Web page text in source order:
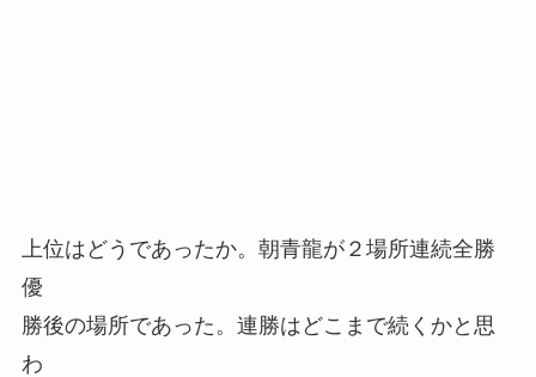
上位はどうであったか。朝青龍が２場所連続全勝
優
勝後の場所であった。連勝はどこまで続くかと思
わ